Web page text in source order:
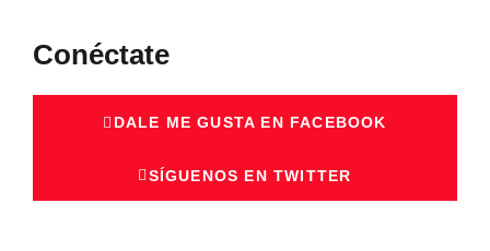
Conéctate
DALE ME GUSTA EN FACEBOOK
SÍGUENOS EN TWITTER